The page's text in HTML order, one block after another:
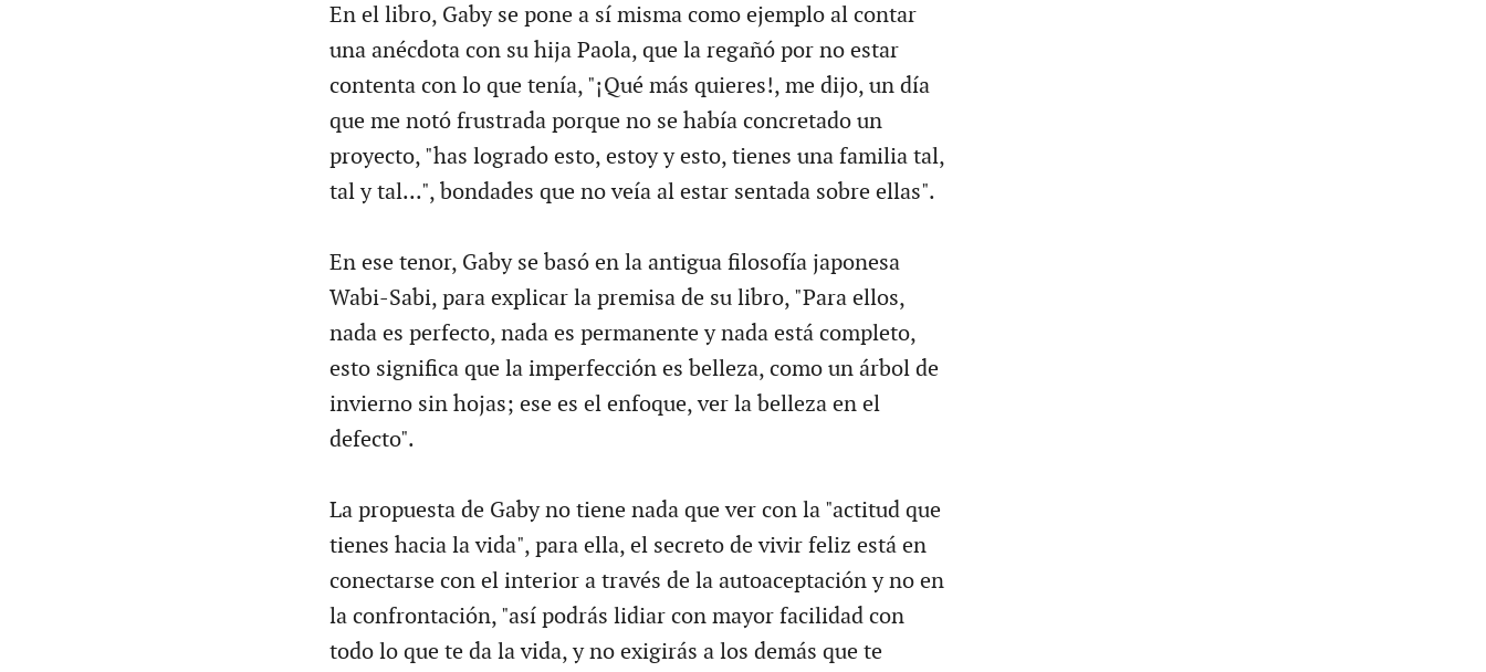
En el libro, Gaby se pone a sí misma como ejemplo al contar
una anécdota con su hija Paola, que la regañó por no estar
contenta con lo que tenía, "¡Qué más quieres!, me dijo, un día
que me notó frustrada porque no se había concretado un
proyecto, "has logrado esto, estoy y esto, tienes una familia tal,
tal y tal...", bondades que no veía al estar sentada sobre ellas".
En ese tenor, Gaby se basó en la antigua filosofía japonesa
Wabi-Sabi, para explicar la premisa de su libro, "Para ellos,
nada es perfecto, nada es permanente y nada está completo,
esto significa que la imperfección es belleza, como un árbol de
invierno sin hojas; ese es el enfoque, ver la belleza en el
defecto".
La propuesta de Gaby no tiene nada que ver con la "actitud que
tienes hacia la vida", para ella, el secreto de vivir feliz está en
conectarse con el interior a través de la autoaceptación y no en
la confrontación, "así podrás lidiar con mayor facilidad con
todo lo que te da la vida, y no exigirás a los demás que te